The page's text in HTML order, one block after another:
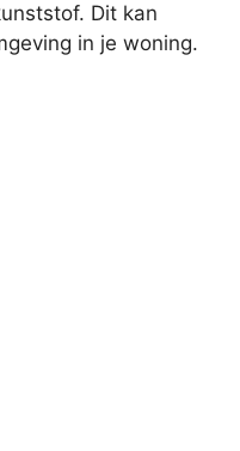
Dit kan
in je woning.